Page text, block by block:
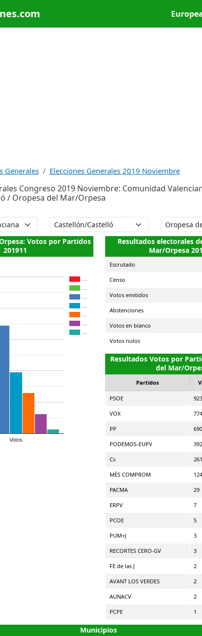
Generales Elecciones Generales 2019 Noviembre
Congreso 2019 Noviembre: Comunidad
/ Oropesa del Mar/Orpesa
Votos por Partidos
201911
Votos
Resultados electorales
Mar/Orpesa
Escrutado
Censo
Votos emitidos
Abstenciones
Votos en blanco
Votos nulos
Resultados Votos por
del Mar/
Partidos
PSOE 923
VOX 774
PP 690
PODEMOS-EUPV 392
Cs 261
MÉS COMPROM 124
PACMA 29
ERPV 7
PCOE 5
PUM+J 3
RECORTES CERO-GV 3
FE de las J 2
AVANT LOS VERDES 2
AUNACV 2
PCPE 1
Municipios